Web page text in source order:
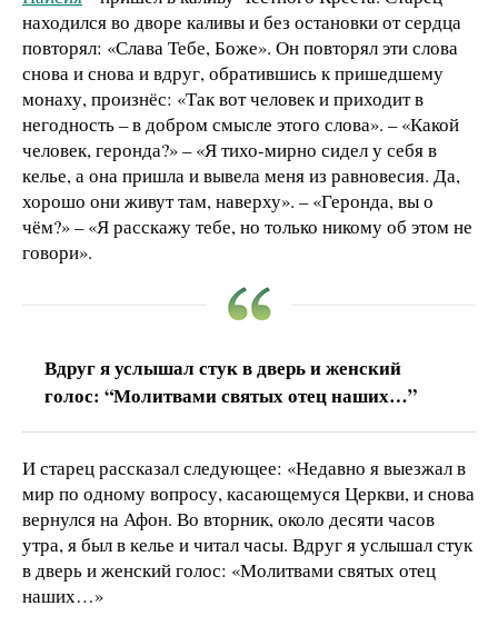
находился во дворе каливы и без остановки от сердца
повторял: «Слава Тебе, Боже». Он повторял эти слова
снова и снова и вдруг, обратившись к пришедшему
монаху, произнёс: «Так вот человек и приходит в
негодность – в добром смысле этого слова». – «Какой
человек, геронда?» – «Я тихо-мирно сидел у себя в
келье, а она пришла и вывела меня из равновесия. Да,
хорошо они живут там, наверху». – «Геронда, вы о
чём?» – «Я расскажу тебе, но только никому об этом не
говори».
Вдруг я услышал стук в дверь и женский
голос: “Молитвами святых отец наших…”
И старец рассказал следующее: «Недавно я выезжал в
мир по одному вопросу, касающемуся Церкви, и снова
вернулся на Афон. Во вторник, около десяти часов
утра, я был в келье и читал часы. Вдруг я услышал стук
в дверь и женский голос: «Молитвами святых отец
наших…»